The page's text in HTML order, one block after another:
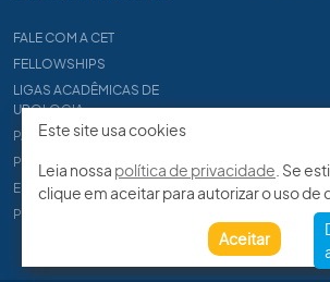
FALE COM A CET
FELLOWSHIPS
LIGAS ACADÊMICAS DE
UROLOGIA
PAPER
PROCET
EDITAIS
PROGRAMA DE RESIDÊNCIA
Este site usa cookies
Leia nossa política de privacidade . Se
clique em aceitar para autorizar o uso de
Aceitar